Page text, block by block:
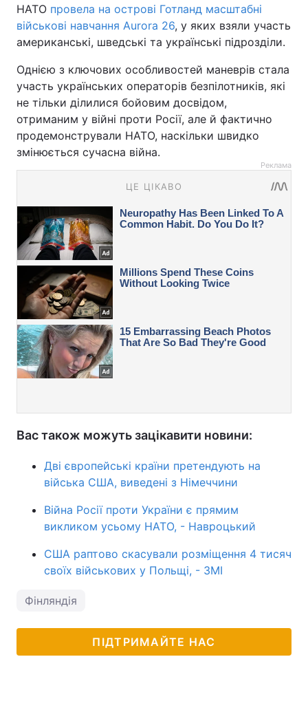
НАТО провела на острові Готланд масштабні
військові навчання Aurora 26, у яких взяли участь
американські, шведські та українські підрозділи.
Однією з ключових особливостей маневрів стала
участь українських операторів безпілотників, які
не тільки ділилися бойовим досвідом,
отриманим у війні проти Росії, але й фактично
продемонстрували НАТО, наскільки швидко
змінюється сучасна війна.
Реклама
Вас також можуть зацікавити новини:
Дві європейські країни претендують на
війська США, виведені з Німеччини
Війна Росії проти України є прямим
викликом усьому НАТО, - Навроцький
США раптово скасували розміщення 4 тисяч
своїх військових у Польщі, - ЗМІ
Фінляндія
ПІДТРИМАЙТЕ НАС